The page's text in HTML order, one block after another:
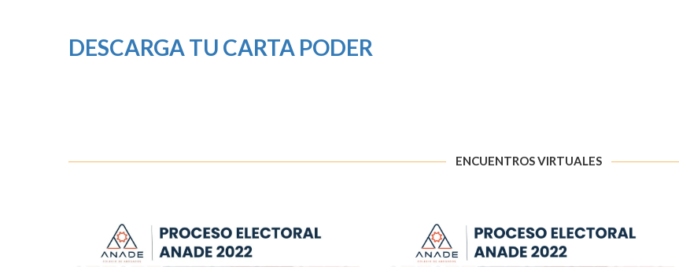
DESCARGA TU CARTA PODER
ENCUENTROS VIRTUALES